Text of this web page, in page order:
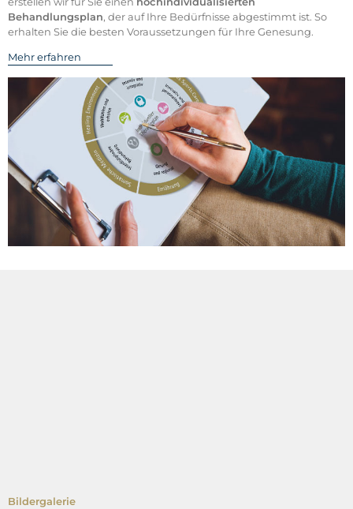
Behandlungsplan, der auf Ihre Bedürfnisse abgestimmt ist. So
erhalten Sie die besten Voraussetzungen für Ihre Genesung.
Mehr erfahren
Bildergalerie